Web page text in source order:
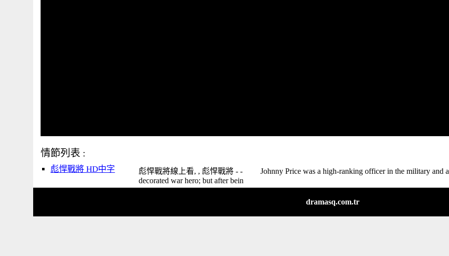
情節列表 :
彪悍戰將 HD中字
彪悍戰將線上看, , 彪悍戰將 - - Johnny Price was a high-ranking officer in the military and a
decorated war hero; but after bein
dramasq.com.tr